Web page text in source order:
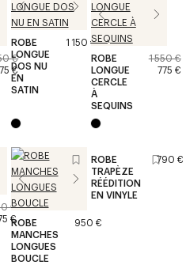
€
€
ROBE
LONGUE
DOS NU
EN
SATIN
1 150 €
ROBE
LONGUE
CERCLE
À
SEQUINS
1 550 €
775 €
€
€
ROBE
MANCHES
LONGUES
BOUCLE
950 €
ROBE
TRAPÈZE
RÉÉDITION
EN VINYLE
790 €